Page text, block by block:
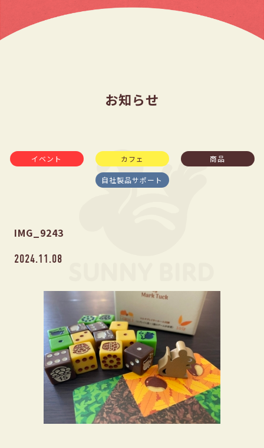
お知らせ
イベント カフェ 商品
自社製品サポート
IMG_9243
2024.11.08